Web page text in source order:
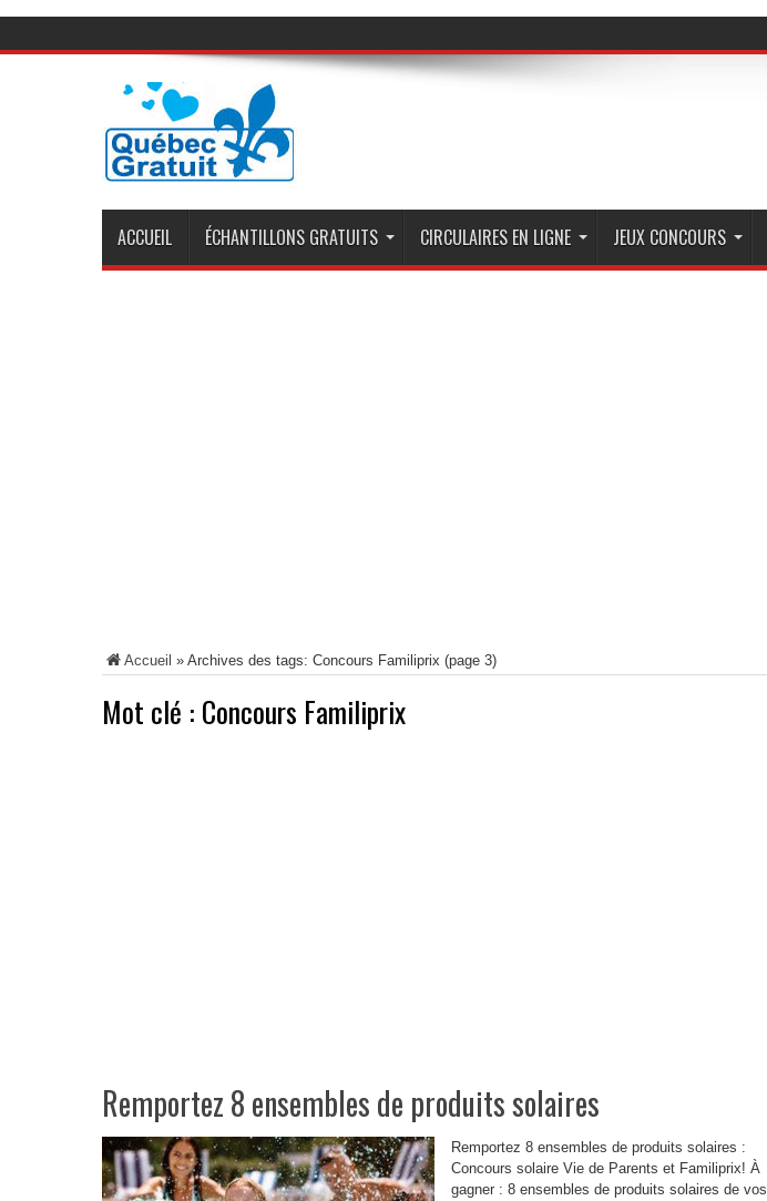
ACCUEIL ÉCHANTILLONS GRATUITS CIRCULAIRES EN LIGNE JEUX CONCOURS
Accueil » Archives des tags: Concours Familiprix (page 3)
Mot clé : Concours Familiprix
Remportez 8 ensembles de produits solaires
Remportez 8 ensembles de produits solaires :
Concours solaire Vie de Parents et Familiprix! À
gagner : 8 ensembles de produits solaires de vos